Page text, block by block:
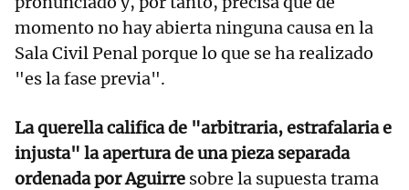
momento no hay abierta ninguna causa en la
Sala Civil Penal porque lo que se ha realizado
"es la fase previa".
La querella califica de "arbitraria, estrafalaria e
injusta" la apertura de una pieza separada
ordenada por Aguirre sobre la supuesta trama